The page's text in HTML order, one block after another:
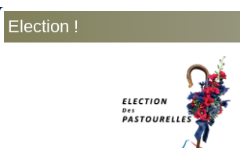
Election !